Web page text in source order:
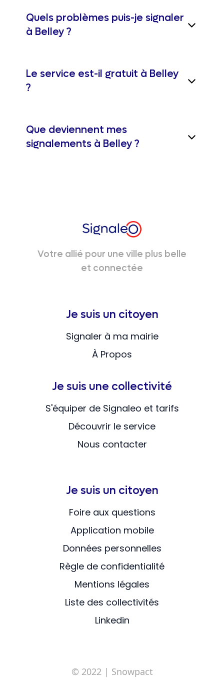
Quels problèmes puis-je signaler
à Belley ?
Le service est-il gratuit à Belley
?
Que deviennent mes
signalements à Belley ?
Votre allié pour une ville plus belle
et connectée
Je suis un citoyen
Signaler à ma mairie
À Propos
Je suis une collectivité
S'équiper de Signaleo et tarifs
Découvrir le service
Nous contacter
Je suis un citoyen
Foire aux questions
Application mobile
Données personnelles
Règle de confidentialité
Mentions légales
Liste des collectivités
Linkedin
© 2022 | Snowpact